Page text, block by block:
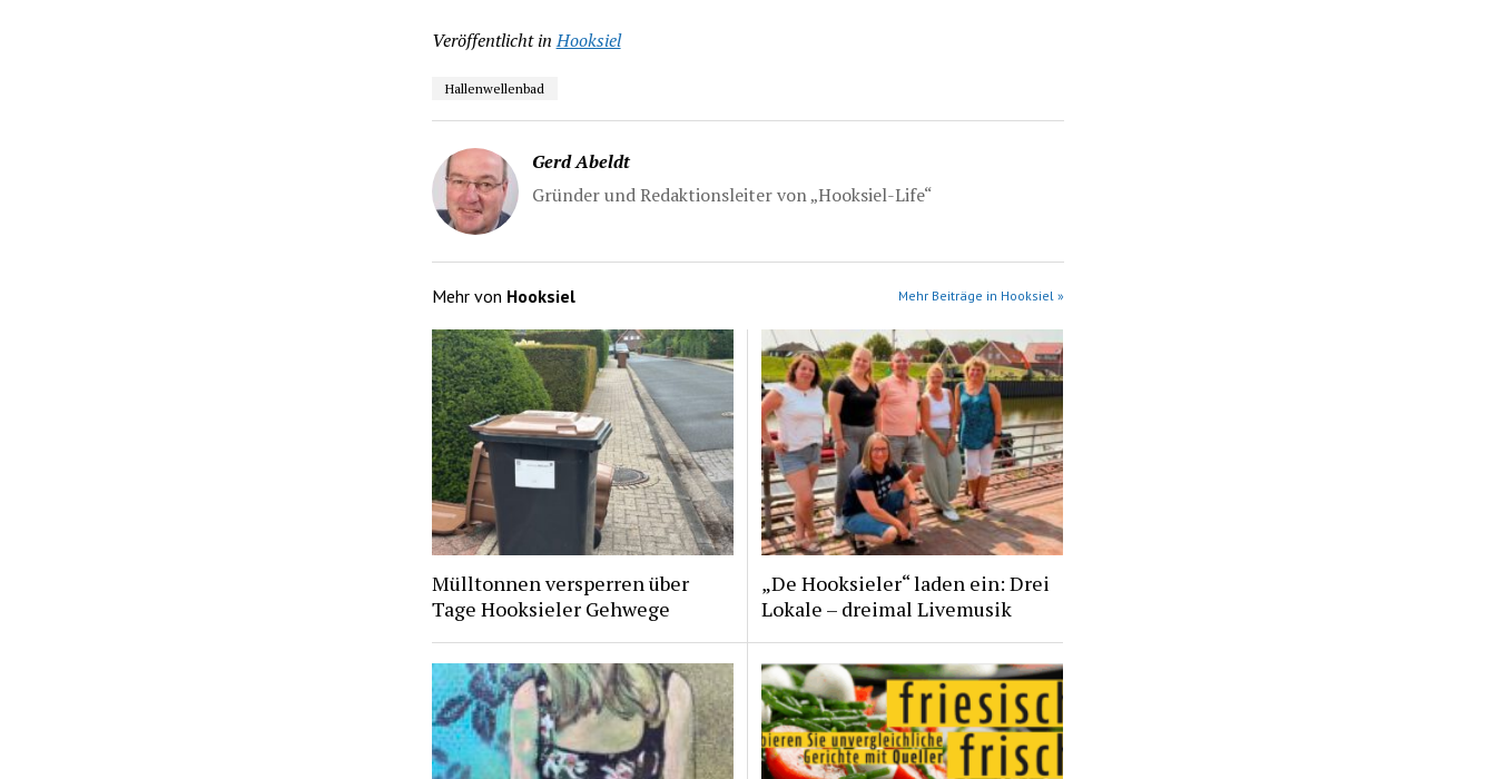
Veröffentlicht in Hooksiel
Hallenwellenbad
Gerd Abeldt
Gründer und Redaktionsleiter von „Hooksiel-Life“
Mehr von Hooksiel Mehr Beiträge in Hooksiel »
Mülltonnen versperren über
Tage Hooksieler Gehwege
„De Hooksieler“ laden ein: Drei
Lokale – dreimal Livemusik